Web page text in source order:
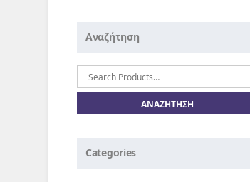
Αναζήτηση
Αναζήτηση
για:
Categories